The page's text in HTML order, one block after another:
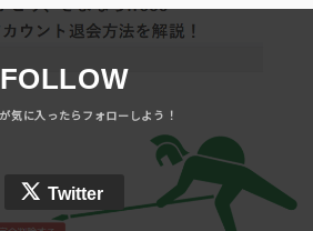
FOLLOW
Twitter